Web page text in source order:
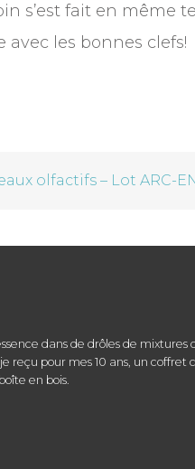
s’est fait en même
les bonnes clefs!
olfactifs – Lot ARC-
dans de drôles de mixtures
reçu pour mes 10 ans, un coffret
en bois.